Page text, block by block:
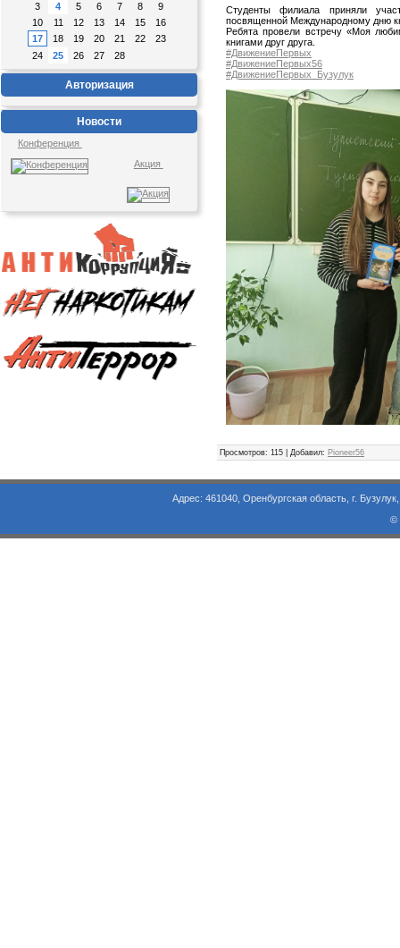
3
4 5 6 7 8
9
10
11 12 13 14 15
16
17
18 19 20 21 22
23
24
25 26 27 28
Авторизация
Новости
Конференция
Акция
Студенты филиала приняли
посвященной Международному дню
Ребята провели встречу «Моя
книгами друг друга.
#ДвижениеПервых
#ДвижениеПервых56
#ДвижениеПервых_Бузулук
Просмотров: 115 | Добавил: Pioneer56
Адрес: 461040, Оренбургская область, г. Бузулук, ул.
©